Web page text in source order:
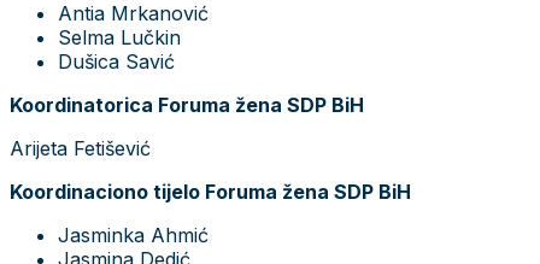
Antia Mrkanović
Selma Lučkin
Dušica Savić
Koordinatorica Foruma žena SDP BiH
Arijeta Fetišević
Koordinaciono tijelo Foruma žena SDP BiH
Jasminka Ahmić
Jasmina Dedić